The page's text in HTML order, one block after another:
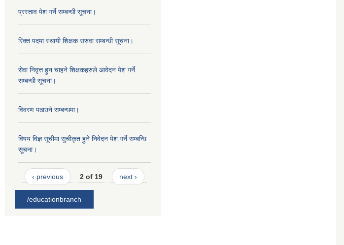
प्रस्ताव पेश गर्ने सम्बन्धी सूचना।
रिक्त पदमा स्थायी शिक्षक सरुवा सम्बन्धी सूचना।
सेवा निवृत्त हुन चाहने शिक्षकहरुले आवेदन पेश गर्ने
सम्बन्धी सूचना।
विवरण पठाउने सम्बन्धमा।
विषय विज्ञ सूचीमा सुचीकृत हुने निवेदन पेश गर्ने सम्बन्धि
सूचना।
‹ previous 2 of 19 next ›
/educationbranch